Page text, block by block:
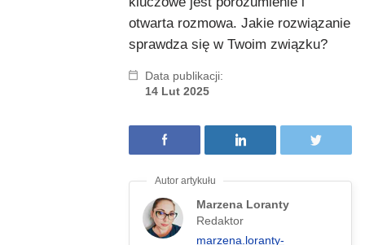
otwarta rozmowa. Jakie rozwiązanie
sprawdza się w Twoim związku?
Data publikacji:
14 Lut 2025
Marzena Loranty
Redaktor
marzena.loranty-